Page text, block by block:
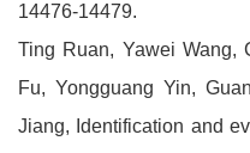
14476-14479.
Ting Ruan, Yawei Wang,
Fu, Yongguang Yin,
Jiang, Identification and